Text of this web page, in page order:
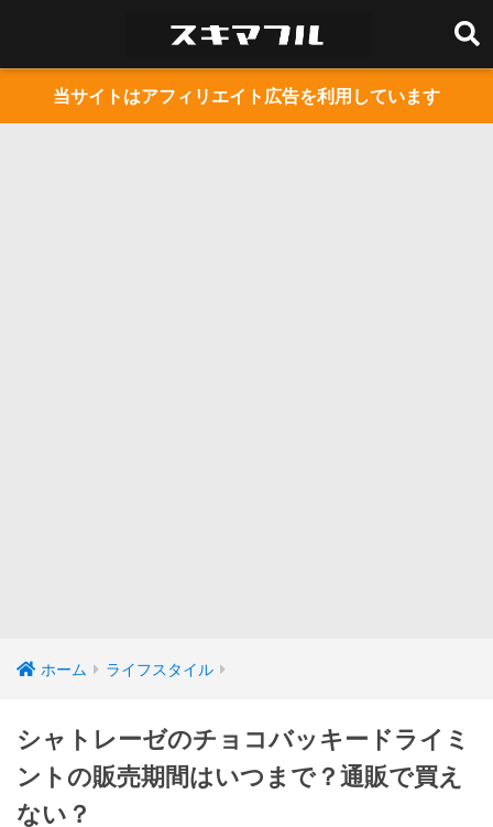
当サイトはアフィリエイト広告を利用しています
ホーム ライフスタイル
シャトレーゼのチョコバッキードライミ
ントの販売期間はいつまで？通販で買え
ない？